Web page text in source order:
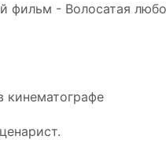
- Волосатая
кинематографе